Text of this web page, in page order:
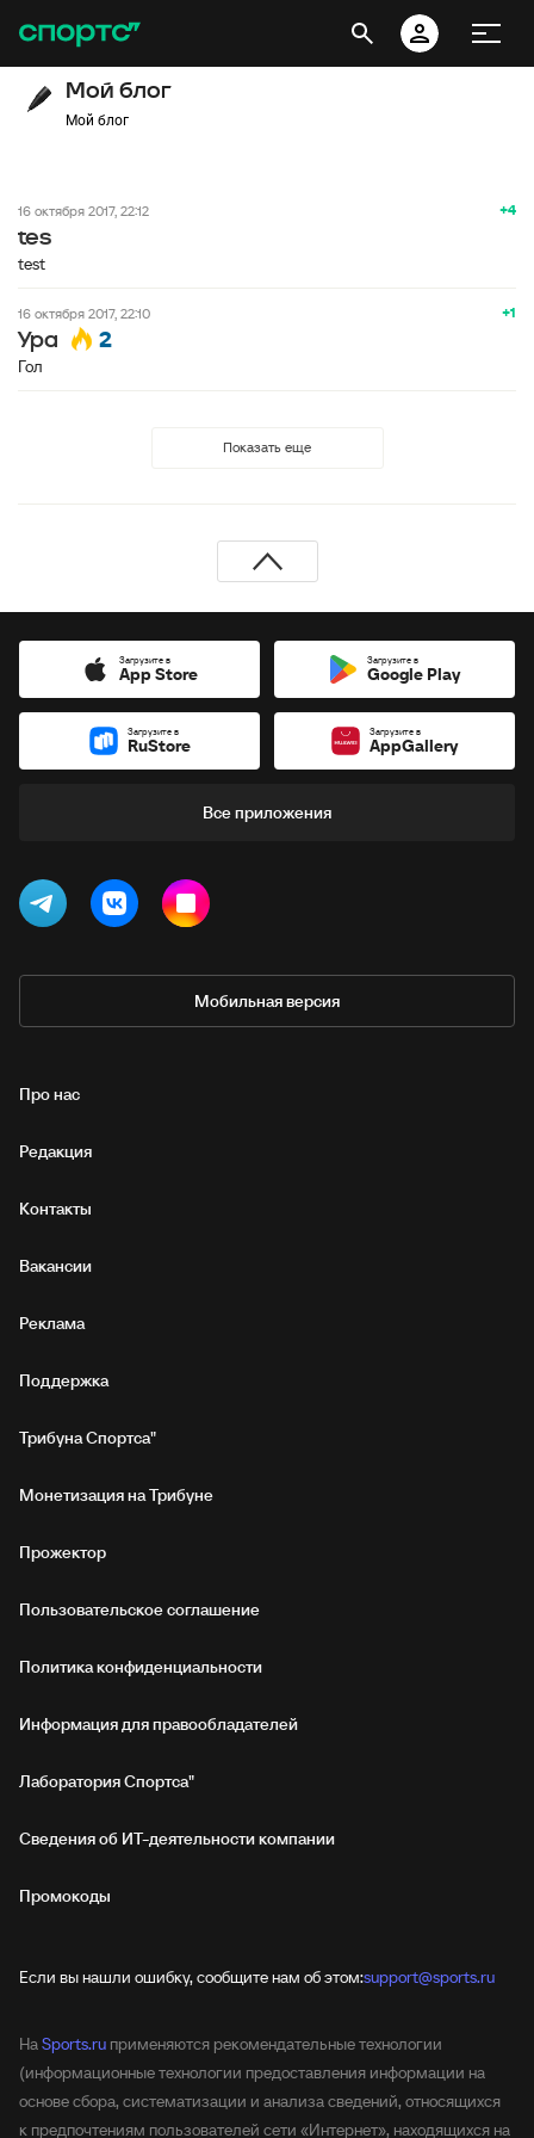
Мой блог
Мой блог
+4
16 октября 2017, 22:12
tes
test
+1
16 октября 2017, 22:10
Ура 2
Гол
Показать еще
Загрузите в
App Store
Загрузите в
Google Play
Загрузите в
RuStore
Загрузите в
AppGallery
Все приложения
Мобильная версия
Про нас
Редакция
Контакты
Вакансии
Реклама
Поддержка
Трибуна Спортса"
Монетизация на Трибуне
Прожектор
Пользовательское соглашение
Политика конфиденциальности
Информация для правообладателей
Лаборатория Спортса"
Сведения об ИТ‑деятельности компании
Промокоды
Если вы нашли ошибку, сообщите нам об этом:support@sports.ru
НаSports.ru применяются рекомендательные технологии
(информационные технологии предоставления информации на
основе сбора, систематизации и анализа сведений, относящихся
к предпочтениям пользователей сети «Интернет», находящихся на